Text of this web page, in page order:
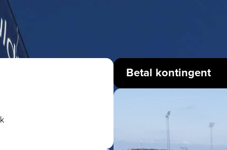
Betal kontingent